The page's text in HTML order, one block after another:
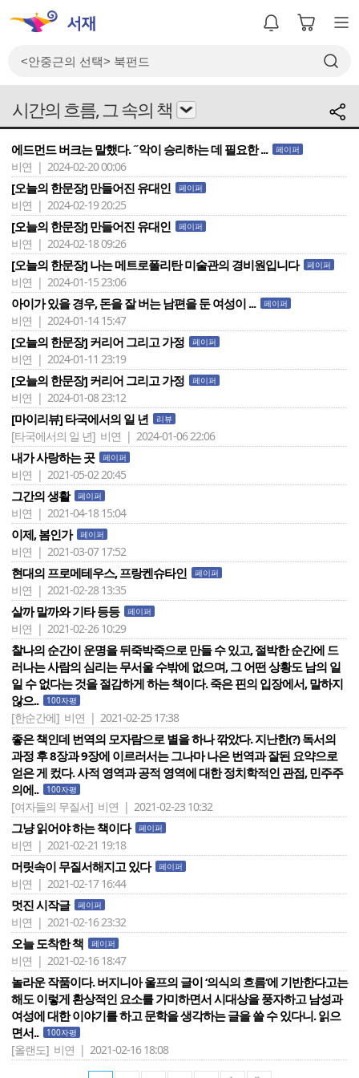
시간의 흐름, 그 속의 책
에드먼드 버크는 말했다. ˝악이 승리하는 데 필요한 ... 페이퍼
비연 | 2024-02-20 00:06
[오늘의 한문장] 만들어진 유대인 페이퍼
비연 | 2024-02-19 20:25
[오늘의 한문장] 만들어진 유대인 페이퍼
비연 | 2024-02-18 09:26
[오늘의 한문장] 나는 메트로폴리탄 미술관의 경비원입니다 페이퍼
비연 | 2024-01-15 23:06
아이가 있을 경우, 돈을 잘 버는 남편을 둔 여성이 ... 페이퍼
비연 | 2024-01-14 15:47
[오늘의 한문장] 커리어 그리고 가정 페이퍼
비연 | 2024-01-11 23:19
[오늘의 한문장] 커리어 그리고 가정 페이퍼
비연 | 2024-01-08 23:12
[마이리뷰] 타국에서의 일 년 리뷰
[타국에서의 일 년] 비연 | 2024-01-06 22:06
내가 사랑하는 곳 페이퍼
비연 | 2021-05-02 20:45
그간의 생활 페이퍼
비연 | 2021-04-18 15:04
이제, 봄인가 페이퍼
비연 | 2021-03-07 17:52
현대의 프로메테우스, 프랑켄슈타인 페이퍼
비연 | 2021-02-28 13:35
살까 말까와 기타 등등 페이퍼
비연 | 2021-02-26 10:29
찰나의 순간이 운명을 뒤죽박죽으로 만들 수 있고, 절박한 순간에 드
러나는 사람의 심리는 무서울 수밖에 없으며, 그 어떤 상황도 남의 일
일 수 없다는 것을 절감하게 하는 책이다. 죽은 핀의 입장에서, 말하지
않으..
100자평
[한순간에] 비연 | 2021-02-25 17:38
좋은 책인데 번역의 모자람으로 별을 하나 깎았다. 지난한(?) 독서의
과정 후 8장과 9장에 이르러서는 그나마 나은 번역과 잘된 요약으로
얻은 게 컸다. 사적 영역과 공적 영역에 대한 정치학적인 관점, 민주주
의에..
100자평
[여자들의 무질서] 비연 | 2021-02-23 10:32
그냥 읽어야 하는 책이다 페이퍼
비연 | 2021-02-21 19:18
머릿속이 무질서해지고 있다 페이퍼
비연 | 2021-02-17 16:44
멋진 시작글 페이퍼
비연 | 2021-02-16 23:32
오늘 도착한 책 페이퍼
비연 | 2021-02-16 18:47
놀라운 작품이다. 버지니아 울프의 글이 ‘의식의 흐름‘에 기반한다고는
해도 이렇게 환상적인 요소를 가미하면서 시대상을 풍자하고 남성과
여성에 대한 이야기를 하고 문학을 생각하는 글을 쓸 수 있다니. 읽으
면서..
100자평
[올랜도] 비연 | 2021-02-16 18:08